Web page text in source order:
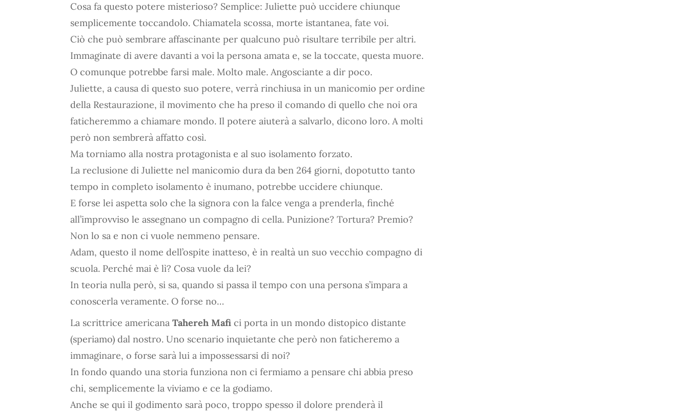
Cosa fa questo potere misterioso? Semplice: Juliette può uccidere chiunque
semplicemente toccandolo. Chiamatela scossa, morte istantanea, fate voi.
Ciò che può sembrare affascinante per qualcuno può risultare terribile per altri.
Immaginate di avere davanti a voi la persona amata e, se la toccate, questa muore.
O comunque potrebbe farsi male. Molto male. Angosciante a dir poco.
Juliette, a causa di questo suo potere, verrà rinchiusa in un manicomio per ordine
della Restaurazione, il movimento che ha preso il comando di quello che noi ora
faticheremmo a chiamare mondo. Il potere aiuterà a salvarlo, dicono loro. A molti
però non sembrerà affatto così.
Ma torniamo alla nostra protagonista e al suo isolamento forzato.
La reclusione di Juliette nel manicomio dura da ben 264 giorni, dopotutto tanto
tempo in completo isolamento è inumano, potrebbe uccidere chiunque.
E forse lei aspetta solo che la signora con la falce venga a prenderla, finché
all’improvviso le assegnano un compagno di cella. Punizione? Tortura? Premio?
Non lo sa e non ci vuole nemmeno pensare.
Adam, questo il nome dell’ospite inatteso, è in realtà un suo vecchio compagno di
scuola. Perché mai è lì? Cosa vuole da lei?
In teoria nulla però, si sa, quando si passa il tempo con una persona s’impara a
conoscerla veramente. O forse no…
La scrittrice americana Tahereh Mafi ci porta in un mondo distopico distante
(speriamo) dal nostro. Uno scenario inquietante che però non faticheremo a
immaginare, o forse sarà lui a impossessarsi di noi?
In fondo quando una storia funziona non ci fermiamo a pensare chi abbia preso
chi, semplicemente la viviamo e ce la godiamo.
Anche se qui il godimento sarà poco, troppo spesso il dolore prenderà il